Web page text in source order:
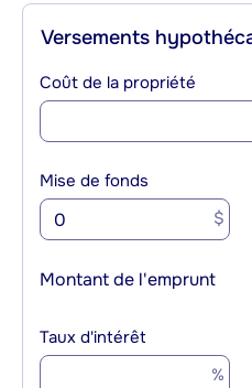
Versements
Coût de la propriété
Mise de fonds
$
Montant de l'emprunt
Taux d'intérêt
%